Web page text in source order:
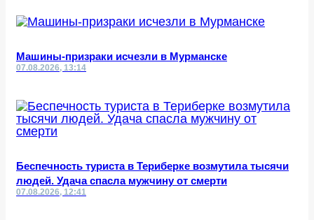
Машины-призраки исчезли в Мурманске
07.08.2026, 13:14
Беспечность туриста в Териберке возмутила тысячи
людей. Удача спасла мужчину от смерти
07.08.2026, 12:41